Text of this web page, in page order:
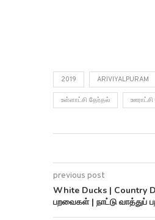
2019 ARIVIYALPURAM
உள்ளாட்சி தேர்தல்
previous post
White Ducks | Country
பறவைகள் | நாட்டு வாத்துப்